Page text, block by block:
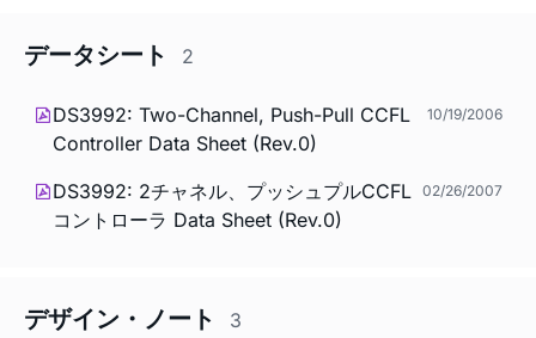
データシート 2
DS3992: Two-Channel, Push-Pull CCFL
Controller Data Sheet (Rev.0)
10/19/2006
DS3992: 2チャネル、プッシュプルCCFL
コントローラ Data Sheet (Rev.0)
02/26/2007
デザイン・ノート 3